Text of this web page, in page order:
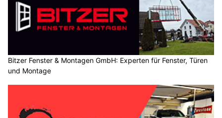
Bitzer Fenster & Montagen GmbH: Experten für Fenster, Türen
und Montage